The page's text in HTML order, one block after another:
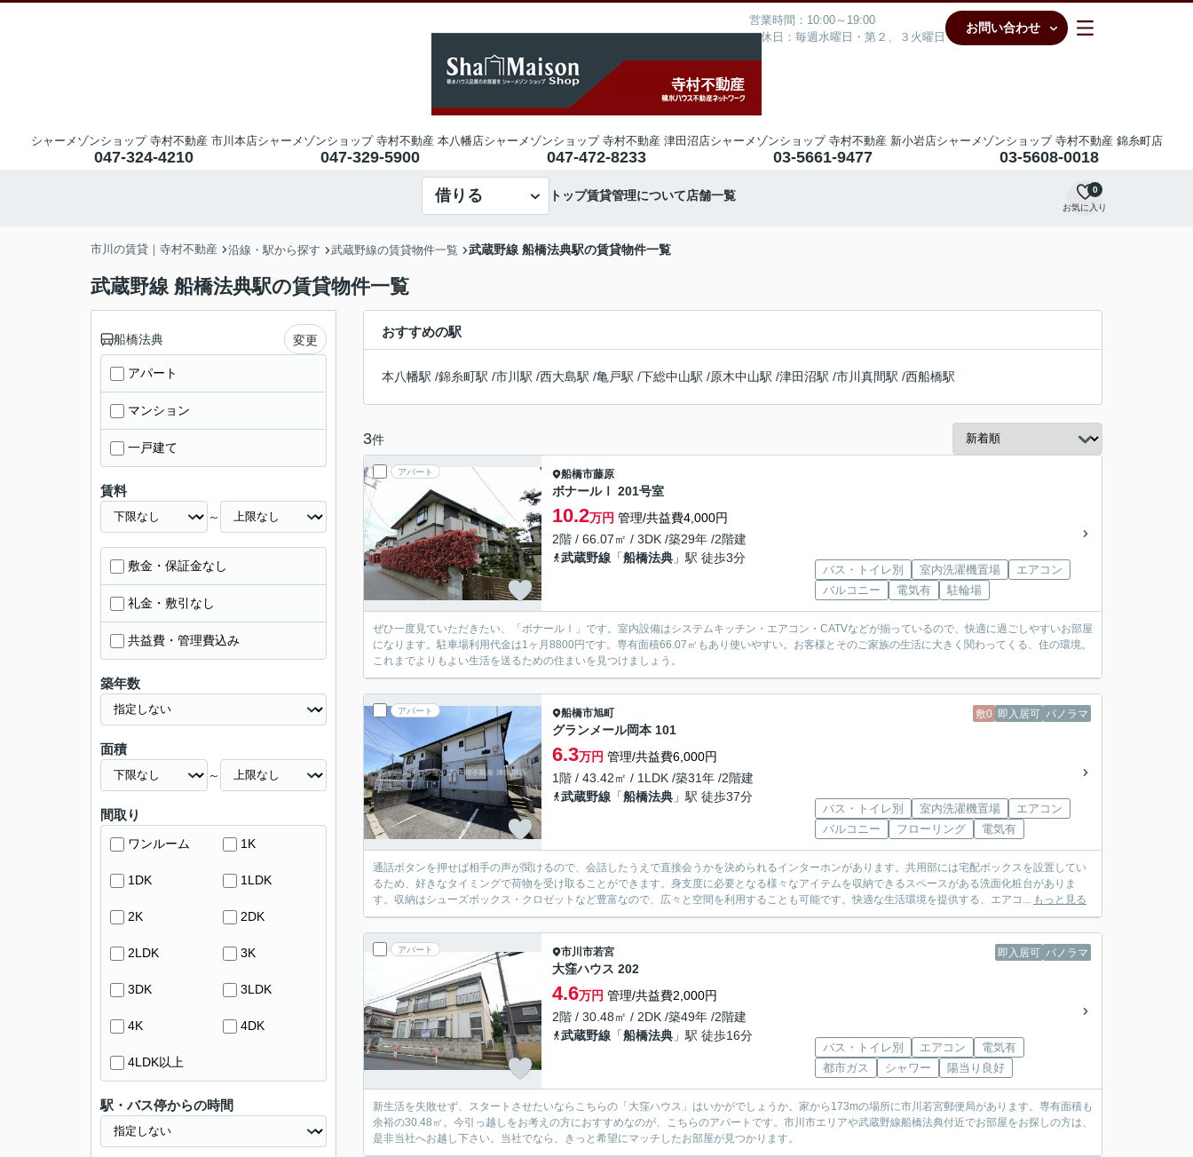
営業時間：10:00～19:00
定休日：毎週水曜日・第２、３火曜日
お問い合わせ
シャーメゾンショップ 寺村不動産 市川本店
047-324-4210
シャーメゾンショップ 寺村不動産 本八幡店
047-329-5900
シャーメゾンショップ 寺村不動産 津田沼店
047-472-8233
シャーメゾンショップ 寺村不動産 新小岩店
03-5661-9477
シャーメゾンショップ 寺村不動産 錦糸町店
03-5608-0018
借りる トップ賃貸管理について店舗一覧
お気に入り
0
市川の賃貸｜寺村不動産 沿線・駅から探す 武蔵野線の賃貸物件一覧 武蔵野線 船橋法典駅の賃貸物件一覧
武蔵野線 船橋法典駅の賃貸物件一覧
おすすめの駅
本八幡駅 /錦糸町駅 /市川駅 /西大島駅 /亀戸駅 /下総中山駅 /原木中山駅 /津田沼駅 /市川真間駅 /西船橋駅
3件
アパート 船橋市藤原
ボナールⅠ 201号室
10.2万円 管理/共益費4,000円
2階 / 66.07㎡ / 3DK /築29年 /2階建
武蔵野線 「船橋法典 」駅 徒歩3分
バス・トイレ別 室内洗濯機置場
エアコン
バルコニー
電気有 駐輪場
ぜひ一度見ていただきたい、「ボナールⅠ」です。室内設備はシステムキッチン・エアコン・CATVなどが揃っているので、快適に過ごしやすいお部屋
になります。駐車場利用代金は1ヶ月8800円です。専有面積66.07㎡もあり使いやすい。お客様とそのご家族の生活に大きく関わってくる、住の環境。
これまでよりもよい生活を送るための住まいを見つけましょう。
アパート 敷0 即入居可 パノラマ
船橋市旭町
グランメール岡本 101
6.3万円 管理/共益費6,000円
1階 / 43.42㎡ / 1LDK /築31年 /2階建
武蔵野線 「船橋法典 」駅 徒歩37分
バス・トイレ別 室内洗濯機置場
エアコン
バルコニー
フローリング 電気有
通話ボタンを押せば相手の声が聞けるので、会話したうえで直接会うかを決められるインターホンがあります。共用部には宅配ボックスを設置してい
るため、好きなタイミングで荷物を受け取ることができます。身支度に必要となる様々なアイテムを収納できるスペースがある洗面化粧台がありま
す。収納はシューズボックス・クロゼットなど豊富なので、広々と空間を利用することも可能です。快適な生活環境を提供する、エアコ... もっと見る
アパート 即入居可 パノラマ
市川市若宮
大窪ハウス 202
4.6万円 管理/共益費2,000円
2階 / 30.48㎡ / 2DK /築49年 /2階建
武蔵野線 「船橋法典 」駅 徒歩16分
バス・トイレ別 エアコン
電気有
都市ガス
シャワー 陽当り良好
新生活を失敗せず、スタートさせたいならこちらの「大窪ハウス」はいかがでしょうか。家から173mの場所に市川若宮郵便局があります。専有面積も
余裕の30.48㎡。今引っ越しをお考えの方におすすめなのが、こちらのアパートです。市川市エリアや武蔵野線船橋法典付近でお部屋をお探しの方は、
是非当社へお越し下さい。当社でなら、きっと希望にマッチしたお部屋が見つかります。
船橋法典 変更
アパート
マンション
一戸建て
賃料
～
敷金・保証金なし
礼金・敷引なし
共益費・管理費込み
築年数
面積
～
間取り
ワンルーム 1K
1DK 1LDK
2K 2DK
2LDK 3K
3DK 3LDK
4K 4DK
4LDK以上
駅・バス停からの時間